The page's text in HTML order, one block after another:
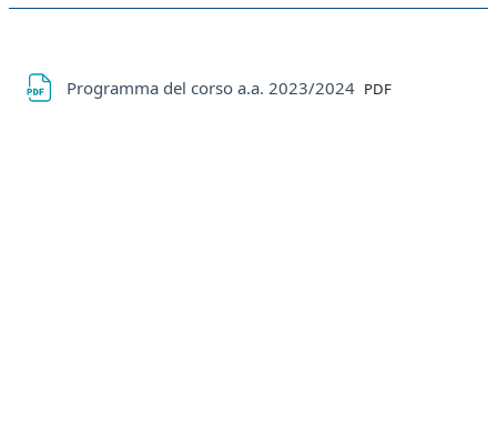
Programma del corso a.a. 2023/2024 File
PDF